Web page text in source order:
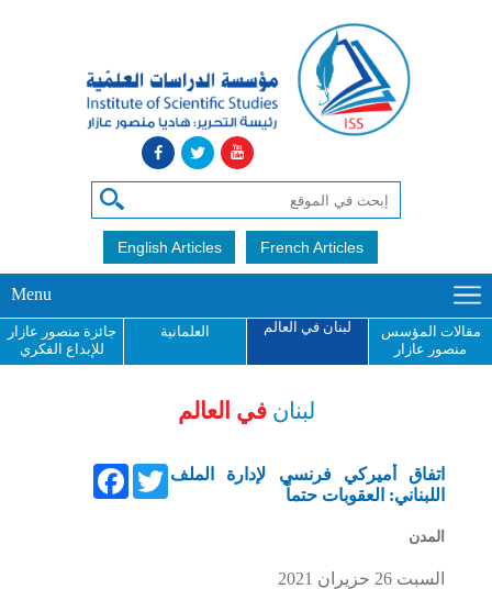
English Articles French Articles
Menu
مقالات المؤسس
منصور عازار
لبنان في العالم العلمانية
جائزة منصور عازار
للإبداع الفكري
لبنان في العالم
FacebookTwitter اتفاق أميركي فرنسي لإدارة الملف
اللبناني: العقوبات حتماً
المدن
السبت 26 حزيران 2021